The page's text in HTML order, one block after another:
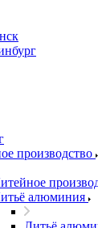
производство
алюминия